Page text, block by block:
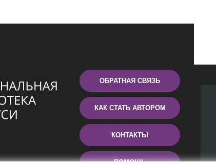
ОБРАТНАЯ СВЯЗЬ
КАК СТАТЬ АВТОРОМ
КОНТАКТЫ
ПОМОЩЬ